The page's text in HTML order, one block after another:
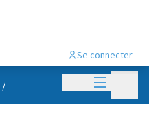
Menu
Se connecter
/